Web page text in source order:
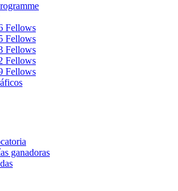
Fellows
Fellows
Fellows
Fellows
Fellows
ganadoras